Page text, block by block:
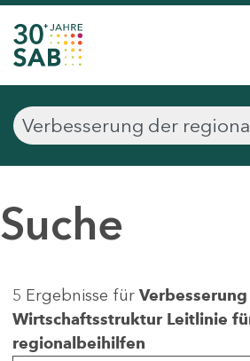
Suche
5 Ergebnisse für
Wirtschaftsstruktur Leitlinie
regionalbeihilfen